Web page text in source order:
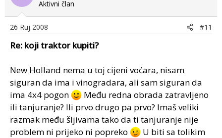
Aktivni član
26 Ruj 2008 #11
Re: koji traktor kupiti?
New Holland nema u toj cijeni voćara, nisam
siguran da ima i vinogradara, ali sam siguran da
ima 4x4 pogon
Među redna obrada zatravljeno
ili tanjuranje? Ili prvo drugo pa prvo? Imaš veliki
razmak među šljivama tako da ti tanjuranje nije
problem ni prijeko ni popreko
U biti sa tolikim